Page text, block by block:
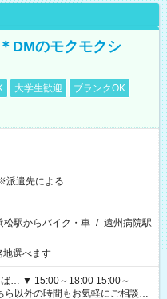
DMのモクモクシ
大学生歓迎
ブランクOK
派遣先による
松駅からバイク・車 / 遠州病院駅
選べます